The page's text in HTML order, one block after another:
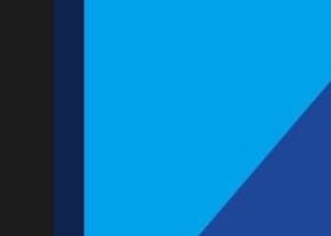
abu-abu
yang sama,
semua
tidak